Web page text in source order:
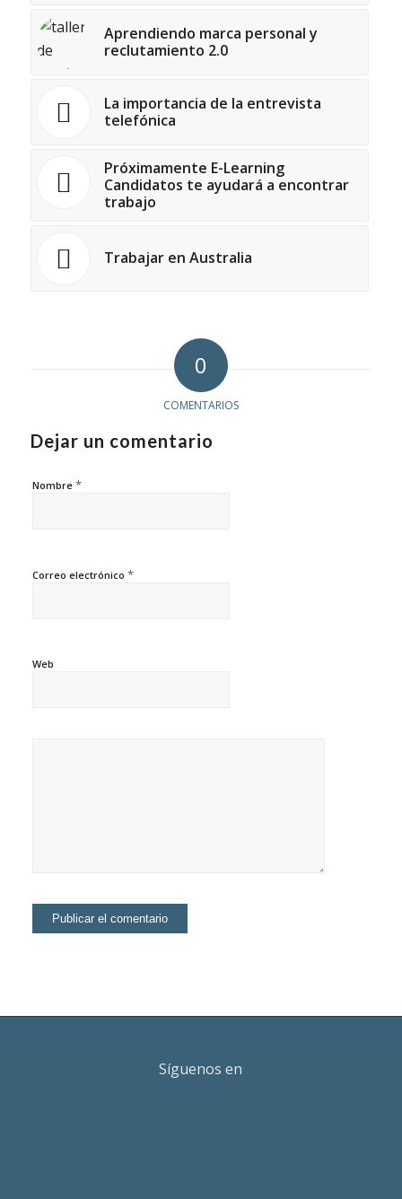
Aprendiendo marca personal y
reclutamiento 2.0
La importancia de la entrevista
telefónica
Próximamente E-Learning
Candidatos te ayudará a encontrar
trabajo
Trabajar en Australia
0
COMENTARIOS
Dejar un comentario
Nombre *
Correo electrónico *
Web
Síguenos en